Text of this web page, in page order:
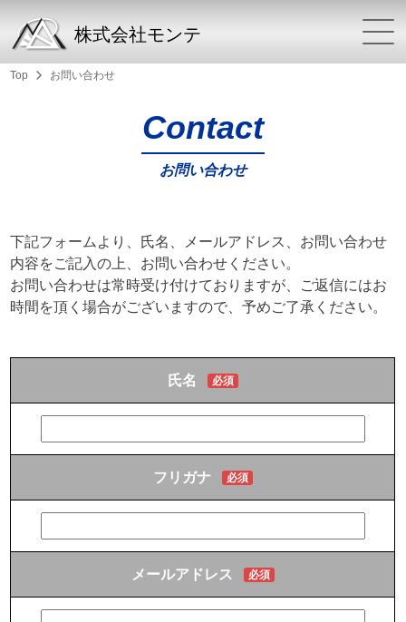
株式会社モンテ
Top お問い合わせ
Contact
お問い合わせ
下記フォームより、氏名、メールアドレス、お問い合わせ
内容をご記入の上、お問い合わせください。
お問い合わせは常時受け付けておりますが、ご返信にはお
時間を頂く場合がございますので、予めご了承ください。
氏名 必須
フリガナ 必須
メールアドレス 必須